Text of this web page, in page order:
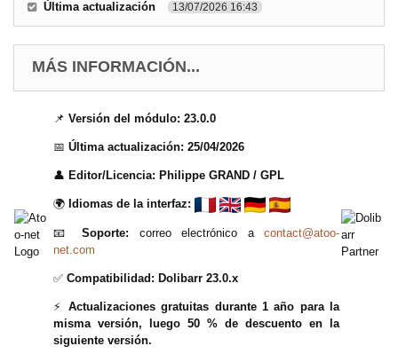
Última actualización 13/07/2026 16:43
MÁS INFORMACIÓN...
📌 Versión del módulo: 23.0.0
📅 Última actualización: 25/04/2026
👤 Editor/Licencia: Philippe GRAND / GPL
🌍 Idiomas de la interfaz:
📧 Soporte: correo electrónico a contact@atoo-
net.com
✅ Compatibilidad: Dolibarr 23.0.x
⚡ Actualizaciones gratuitas durante 1 año para la
misma versión, luego 50 % de descuento en la
siguiente versión.